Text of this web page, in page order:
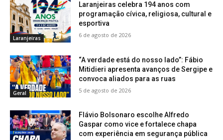
Laranjeiras
Laranjeiras celebra 194 anos com
programação cívica, religiosa, cultural e
esportiva
6 de agosto de 2026
Geral
“A verdade está do nosso lado”: Fábio
Mitidieri apresenta avanços de Sergipe e
convoca aliados para as ruas
5 de agosto de 2026
Flávio Bolsonaro escolhe Alfredo
Gaspar como vice e fortalece chapa
com experiência em segurança pública